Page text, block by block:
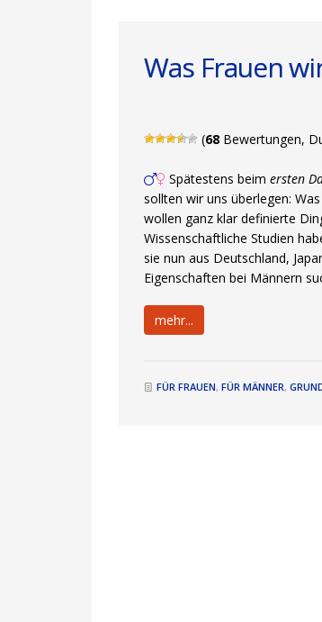
Was Frauen
(68 Bewertungen,
Spätestens beimersten
sollten wir uns überlegen:
wollen ganz klar definierte
Wissenschaftliche Studien
sie nun aus Deutschland,
Eigenschaften bei Männern
mehr...
FÜR FRAUEN,FÜR MÄNNER,